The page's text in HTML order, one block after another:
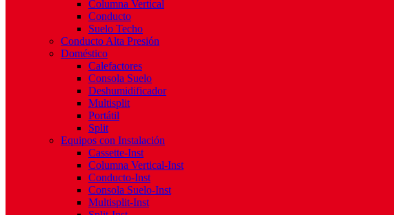
Columna Vertical
Conducto
Suelo Techo
Conducto Alta Presión
Doméstico
Calefactores
Consola Suelo
Deshumidificador
Multisplit
Portátil
Split
Equipos con Instalación
Cassette-Inst
Columna Vertical-Inst
Conducto-Inst
Consola Suelo-Inst
Multisplit-Inst